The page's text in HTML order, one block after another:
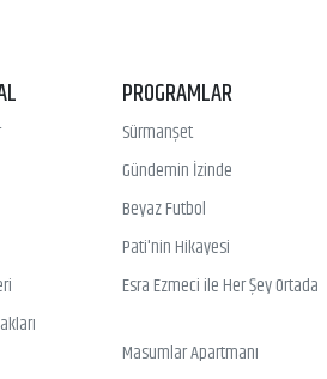
PROGRAMLAR
Sürmanşet
Gündemin İzinde
Beyaz Futbol
Pati'nin Hikayesi
Esra Ezmeci ile Her Şey Ortada
Masumlar Apartmanı